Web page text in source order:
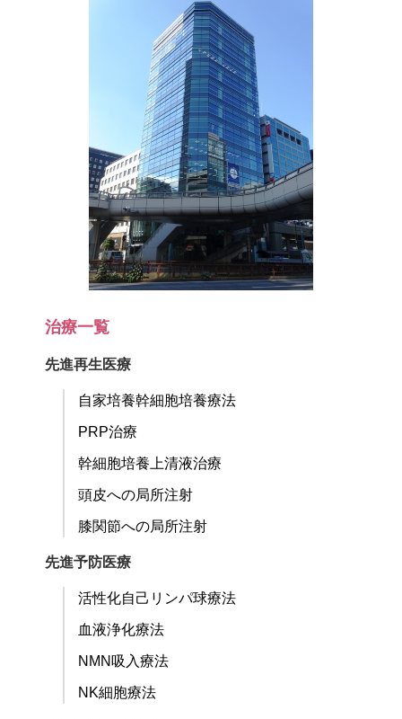
治療一覧
先進再生医療
自家培養幹細胞培養療法
PRP治療
幹細胞培養上清液治療
頭皮への局所注射
膝関節への局所注射
先進予防医療
活性化自己リンパ球療法
血液浄化療法
NMN吸入療法
NK細胞療法